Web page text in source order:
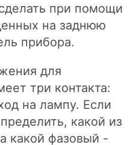
при помощи
на заднюю
прибора.
для
три контакта:
на лампу. Если
какой из
какой фазовый -